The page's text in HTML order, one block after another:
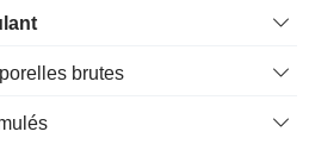
brutes